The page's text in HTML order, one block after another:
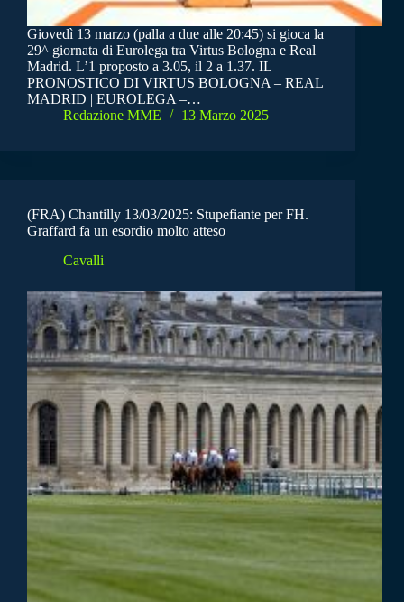
Giovedì 13 marzo (palla a due alle 20:45) si gioca la
29^ giornata di Eurolega tra Virtus Bologna e Real
Madrid. L’1 proposto a 3.05, il 2 a 1.37. IL
PRONOSTICO DI VIRTUS BOLOGNA – REAL
MADRID | EUROLEGA –…
Redazione MME
13 Marzo 2025
(FRA) Chantilly 13/03/2025: Stupefiante per FH.
Graffard fa un esordio molto atteso
Cavalli